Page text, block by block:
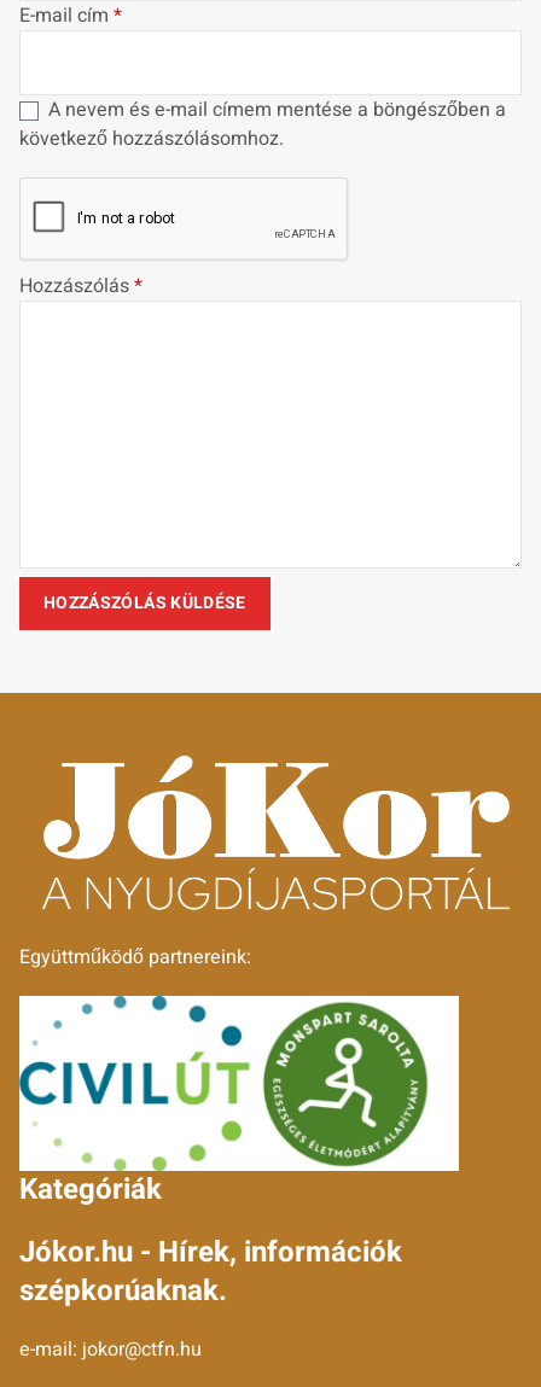
E-mail cím *
A nevem és e-mail címem mentése a böngészőben a
következő hozzászólásomhoz.
Hozzászólás*
Együttműködő partnereink:
Kategóriák
Jókor.hu - Hírek, információk
szépkorúaknak.
e-mail: jokor@ctfn.hu